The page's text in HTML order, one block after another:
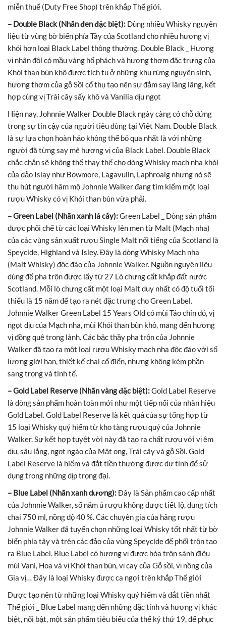
miễn thuế (Duty Free Shop) trên khắp Thế giới.
– Double Black (Nhãn đen đặc biệt): Dùng nhiều Whisky nguyên
liệu từ vùng bờ biển phía Tây của Scotland cho nhiều hương vị
khói hơn loại Black Label thông thường. Double Black _ Hương
vị nhân đôi có mầu vàng hổ phách và hương thơm đặc trưng của
Khói than bùn khô được tích tụ ở những khu rừng nguyên sinh,
hương thơm của gỗ Sồi cổ thụ tạo nên sự đắm say lâng lâng, kết
hợp cùng vị Trái cây sấy khô và Vanilia dịu ngọt
Hiện nay, Johnnie Walker Double Black ngày càng có chỗ đứng
trong sự tin cậy của người tiêu dùng tại Việt Nam. Double Black
là sự lựa chọn hoàn hảo không thể bỏ qua nhất là với những
người đã từng say mê hương vị của Black Label. Double Black
chắc chắn sẽ không thể thay thế cho dòng Whisky mạch nha khói
của dảo Islay như Bowmore, Lagavulin, Laphroaig nhưng nó sẽ
thu hút người hâm mộ Johnnie Walker đang tìm kiếm một loại
rượu Whisky có vị Khói than bùn vừa phải.
– Green Label (Nhãn xanh lá cây):Green Label _ Dòng sản phẩm
được phối chế từ các loại Whisky lên men từ Malt (Mạch nha)
của các vùng sản xuất rượu Single Malt nổi tiếng của Scotland là
Speycide, Highland và Isley. Đây là dòng Whisky Mạch nha
(Malt Whisky) độc đáo của Johnnie Walker. Nguồn nguyên liệu
dùng để pha trộn được lấy từ 27 Lò chưng cất khắp đất nước
Scotland. Mỗi lò chưng cất một loại Malt duy nhất có độ tuổi tối
thiểu là 15 năm để tạo ra nét đặc trưng cho Green Label.
Johnnie Walker Green Label 15 Years Old có mùi Táo chín đỏ, vị
ngọt dịu của Mạch nha, mùi Khói than bùn khô, mang đến hương
vị đồng quê trong lành. Các bậc thầy pha trộn của Johnnie
Walker đã tạo ra một loại rượu Whisky mạch nha độc đáo với số
lượng giới hạn, thiết kế chai cổ điển, nhưng không kém phần
sang trọng và tinh tế.
– Gold Label Reserve (Nhãn vàng đặc biệt):Gold Label Reserve
là dòng sản phẩm hoàn toàn mới như một tiếp nối của nhãn hiệu
Gold Label. Gold Label Reserve là kết quả của sự tổng hợp từ
15 loại Whisky quý hiếm từ kho tàng rượu quý của Johnnie
Walker. Sự kết hợp tuyệt vời này đã tạo ra chất rượu với vị êm
dịu, sâu lắng, ngọt ngào của Mật ong, Trái cây và gỗ Sồi. Gold
Label Reserve là hiếm và đắt tiền thường được dự tính để sử
dụng trong những dịp trọng đại.
– Blue Label (Nhãn xanh dương):Đây là Sản phẩm cao cấp nhất
của Johnnie Walker, số năm ủ rượu không được tiết lộ, dung tích
chai 750 ml, nồng độ 40 %. Các chuyên gia của hãng rượu
Johnnie Walker đã tuyển chọn những loại Whisky tốt nhất từ bờ
biển phía tây và trên các đảo của vùng Speycide để phối trộn tạo
ra Blue Label. Blue Label có hương vị được hòa trộn sành điệu
mùi Vani, Hoa và vị Khói than bùn, vị cay của Gỗ sồi, vị nồng của
Gia vị… Đây là loại Whisky được ca ngợi trên khắp Thế giới
Được tạo nên từ những loại Whisky quý hiếm và đắt tiền nhất
Thế giới _ Blue Label mang đến những đặc tính và hương vị khác
biệt, nổi bật, một sản phẩm tiêu biểu của thế kỷ thứ 19, để phục